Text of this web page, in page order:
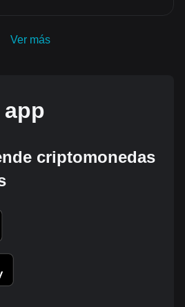
Ver más
criptomonedas